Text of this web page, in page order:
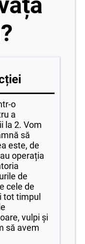
o
a
la 2. Vom
să
este, de
operația
de
cele de
tot timpul
vulpi și
să avem